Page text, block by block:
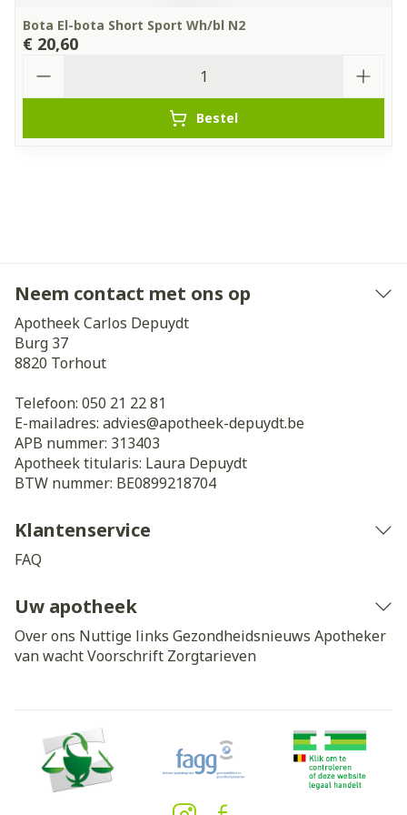
Bota El-bota Short Sport Wh/bl N2
€ 20,60
Bestel
Neem contact met ons op
Apotheek Carlos Depuydt
Burg 37
8820 Torhout
Telefoon: 050 21 22 81
E-mailadres: advies@apotheek-depuydt.be
APB nummer: 313403
Apotheek titularis: Laura Depuydt
BTW nummer: BE0899218704
Klantenservice
FAQ
Uw apotheek
Over ons Nuttige links Gezondheidsnieuws Apotheker
van wachtVoorschrift Zorgtarieven